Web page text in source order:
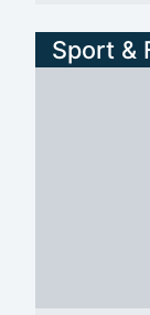
Sport &